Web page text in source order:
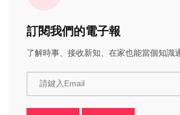
訂閱我們的電子報
了解時事、接收新知、在家也能當個知識
請鍵入Email